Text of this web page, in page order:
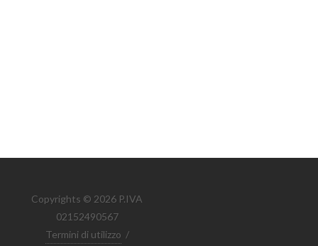
Copyrights © 2026 P.IVA
02152490567
Termini di utilizzo /